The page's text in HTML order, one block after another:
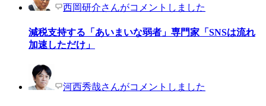
西岡研介さんがコメントしました
減税支持する「あいまいな弱者」専門家「SNSは流れ
加速しただけ」
河西秀哉さんがコメントしました